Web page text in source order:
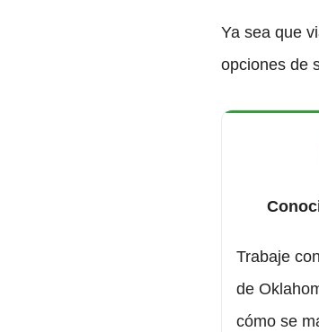
Ya sea que
opciones de
Trabaje
de
cómo se